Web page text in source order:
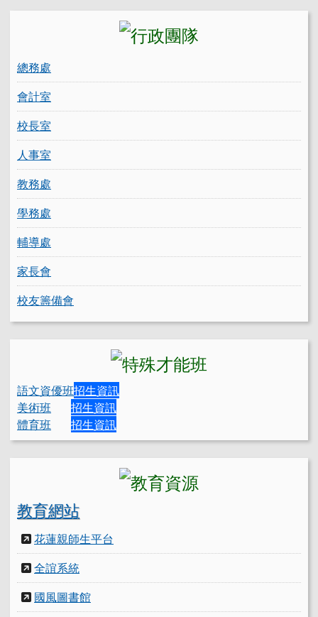
總務處
會計室
校長室
人事室
教務處
學務處
輔導處
家長會
校友籌備會
語文資優班招生資訊
美術班
招生資訊
體育班
招生資訊
教育網站
花蓮親師生平台
全誼系統
國風圖書館